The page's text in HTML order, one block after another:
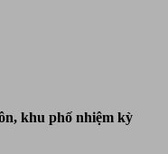
khu phố nhiệm kỳ